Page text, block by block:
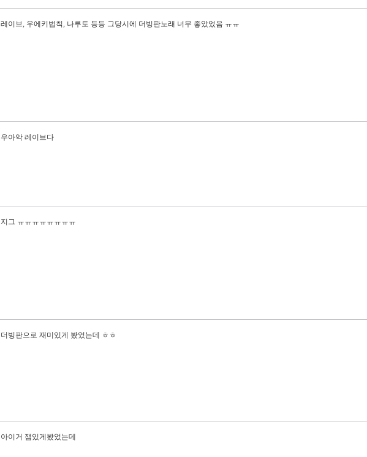
레이브, 우에키법칙, 나루토 등등 그당시에 더빙판노래 너무 좋았었음 ㅠㅠ
우아악 레이브다
지그 ㅠㅠㅠㅠㅠㅠㅠㅠ
더빙판으로 재미있게 봤었는데 ㅎㅎ
아이거 잼있게봤었는데